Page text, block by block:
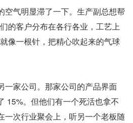
空气明显滞了一下。生产副总想帮
的客户分布在各行各业，工艺上
像一根针，把精心吹起来的气球
一家公司。那家公司的产品界面
15%。但他们有一个死活也拿不
一次行业聚会上，听另一个老板随